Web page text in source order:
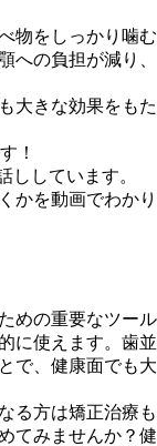
物をしっかり噛む
への負担が減り、
大きな効果をもた
！
ししています。
かを動画でわかり
めの重要なツール
に使えます。歯並
で、健康面でも大
る方は矯正治療も
てみませんか？健